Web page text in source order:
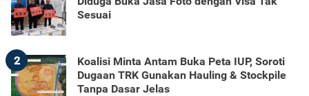
Sesuai
2
Koalisi Minta Antam Buka Peta IUP, Soroti
Dugaan TRK Gunakan Hauling & Stockpile
Tanpa Dasar Jelas